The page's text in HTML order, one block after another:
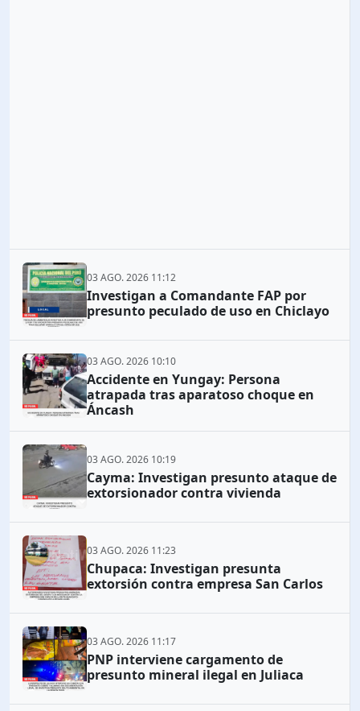
03 AGO. 2026 11:12
Investigan a Comandante FAP por
presunto peculado de uso en Chiclayo
03 AGO. 2026 10:10
Accidente en Yungay: Persona
atrapada tras aparatoso choque en
Áncash
03 AGO. 2026 10:19
Cayma: Investigan presunto ataque de
extorsionador contra vivienda
03 AGO. 2026 11:23
Chupaca: Investigan presunta
extorsión contra empresa San Carlos
03 AGO. 2026 11:17
PNP interviene cargamento de
presunto mineral ilegal en Juliaca